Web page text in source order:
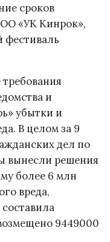
сроков
«УК Кинрок»,
и
убытки и
В целом за 9
дел по
вынесли решения
более 6 млн
вреда,
9449000